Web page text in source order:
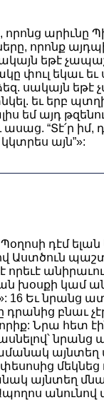
արիւնը
որոնք
եթէ
փուլ եկաւ
սակայն
եւ երբ
եմ այդ
“Տէ՛ր իմ,
այն”»:
դէմ
խօսքի կամ
16 Եւ նրանց
դրանից բնաւ
Նրա հետ
նրանց
այնտեղ
այնտեղ
անունով